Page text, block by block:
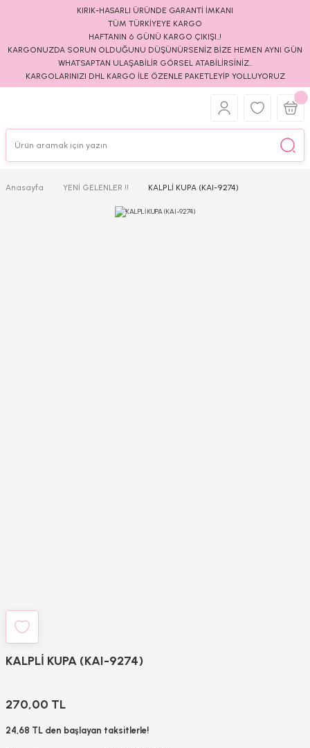
KIRIK-HASARLI ÜRÜNDE GARANTİ İMKANI
TÜM TÜRKİYEYE KARGO
HAFTANIN 6 GÜNÜ KARGO ÇIKIŞI..!
KARGONUZDA SORUN OLDUĞUNU DÜŞÜNÜRSENİZ BİZE HEMEN AYNI GÜN
WHATSAPTAN ULAŞABİLİR GÖRSEL ATABİLİRSİNİZ..
KARGOLARINIZI DHL KARGO İLE ÖZENLE PAKETLEYİP YOLLUYORUZ
Anasayfa YENİ GELENLER !! KALPLİ KUPA (KAI-9274)
KALPLİ KUPA (KAI-9274)
270,00 TL
24,68 TL den başlayan taksitlerle!